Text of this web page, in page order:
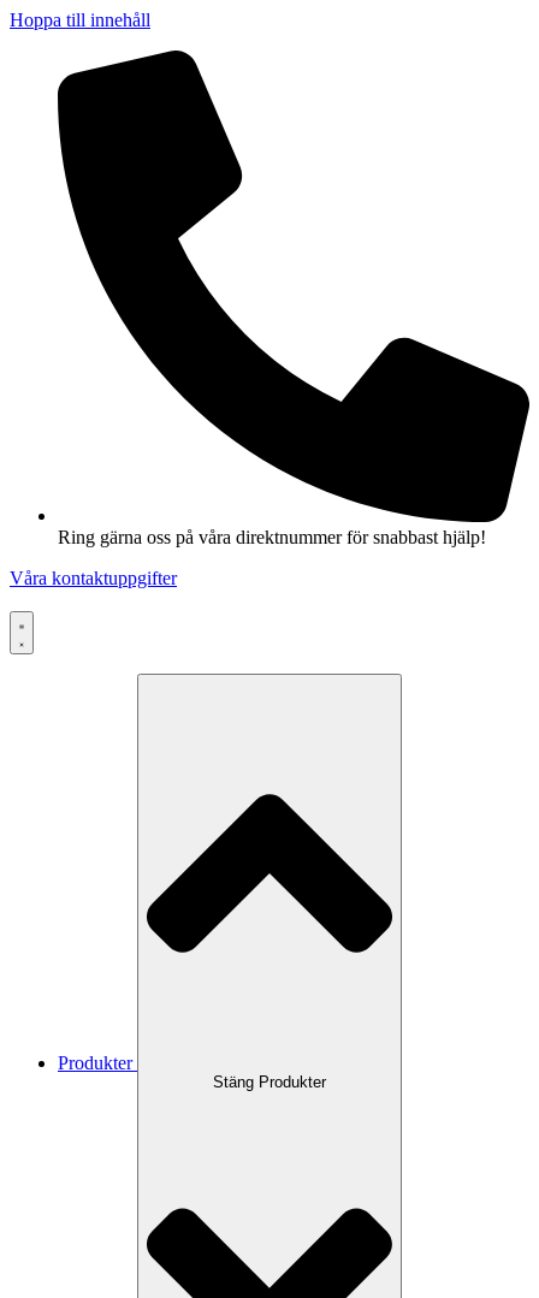
Hoppa till innehåll
Ring gärna oss på våra direktnummer för snabbast hjälp!
Våra kontaktuppgifter
Produkter
Stäng Produkter